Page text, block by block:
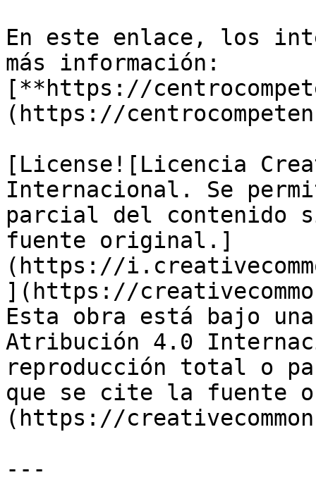
En este enlace, los
más información:
[**https://
(https://
[License![Licencia
Internacional. Se
parcial del contenido
fuente original.]
(https://
](https://
Esta obra está bajo
Atribución 4.0
reproducción total o
que se cite la fuente
(https://
---